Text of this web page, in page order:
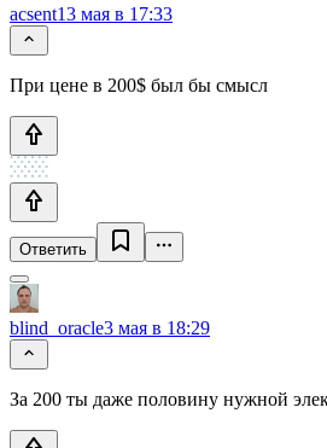
acsent13 мая в 17:33
При цене в 200$ был бы смысл
Ответить
blind_oracle3 мая в 18:29
За 200 ты даже половину нужной